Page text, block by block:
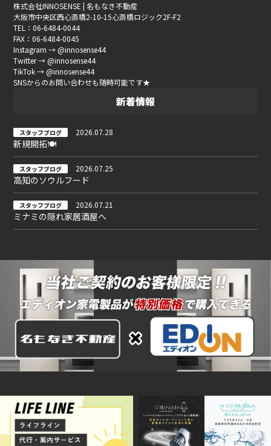
株式会社INNOSENSE | 名もなき不動産
大阪市中央区西心斎橋2-10-15心斎橋ロジック2F-F2
TEL：06-6484-0044
FAX：06-6484-0045
Instagram → @innosense44
Twitter → @innosense44
TikTok → @innosense44
SNSからのお問い合わせも随時可能です★
新着情報
スタッフブログ 2026.07.28
新規開拓🍽
スタッフブログ 2026.07.25
高知のソウルフード
スタッフブログ 2026.07.21
ミナミの隠れ家居酒屋へ